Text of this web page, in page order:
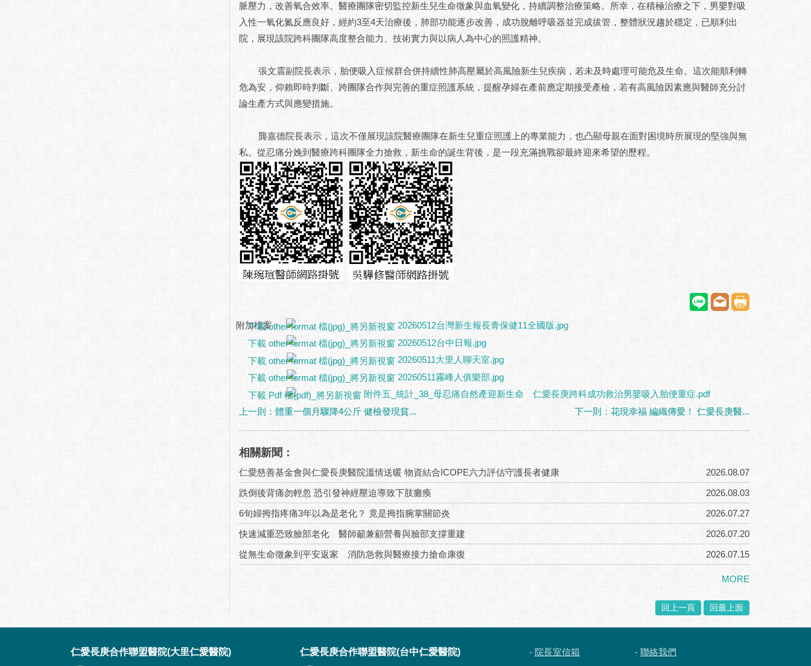
脈壓力，改善氧合效率。醫療團隊密切監控新生兒生命徵象與血氧變化，持續調整治療策略。所幸，在積極治療之下，男嬰對吸
入性一氧化氮反應良好，經約3至4天治療後，肺部功能逐步改善，成功脫離呼吸器並完成拔管，整體狀況趨於穩定，已順利出
院，展現該院跨科團隊高度整合能力、技術實力與以病人為中心的照護精神。
張文震副院長表示，胎便吸入症候群合併持續性肺高壓屬於高風險新生兒疾病，若未及時處理可能危及生命。這次能順利轉
危為安，仰賴即時判斷、跨團隊合作與完善的重症照護系統，提醒孕婦在產前應定期接受產檢，若有高風險因素應與醫師充分討
論生產方式與應變措施。
龔嘉德院長表示，這次不僅展現該院醫療團隊在新生兒重症照護上的專業能力，也凸顯母親在面對困境時所展現的堅強與無
私。從忍痛分娩到醫療跨科團隊全力搶救，新生命的誕生背後，是一段充滿挑戰卻最終迎來希望的歷程。
附加檔案：
20260512台灣新生報長青保健11全國版.jpg
20260512台中日報.jpg
20260511大里人聊天室.jpg
20260511霧峰人俱樂部.jpg
附件五_統計_38_母忍痛自然產迎新生命 仁愛長庚跨科成功救治男嬰吸入胎便重症.pdf
上一則：體重一個月驟降4公斤 健檢發現貧...
下一則：花現幸福 編織傳愛！ 仁愛長庚醫...
相關新聞：
仁愛慈善基金會與仁愛長庚醫院溫情送暖 物資結合ICOPE六力評估守護長者健康
2026.08.07
跌倒後背痛勿輕忽 恐引發神經壓迫導致下肢癱瘓
2026.08.03
6旬婦拇指疼痛3年以為是老化？ 竟是拇指腕掌關節炎
2026.07.27
快速減重恐致臉部老化 醫師籲兼顧營養與臉部支撐重建
2026.07.20
從無生命徵象到平安返家 消防急救與醫療接力搶命康復
2026.07.15
MORE
回上一頁 回最上面
仁愛長庚合作聯盟醫院(大里仁愛醫院)
仁愛長庚合作聯盟醫院(台中仁愛醫院) - 院長室信箱 - 聯絡我們